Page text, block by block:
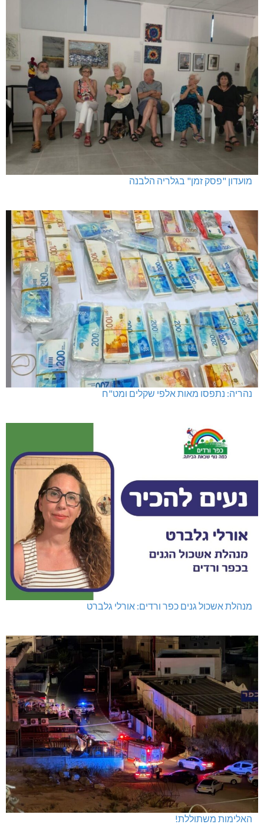
מועדון "פסק זמן" בגלריה הלבנה
נהריה: נתפסו מאות אלפי שקלים ומט"ח
מנהלת אשכול גנים כפר ורדים: אורלי גלברט
האלימות משתוללת!